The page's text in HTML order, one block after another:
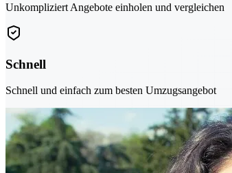
Unkompliziert Angebote einholen und vergleichen
Schnell
Schnell und einfach zum besten Umzugsangebot